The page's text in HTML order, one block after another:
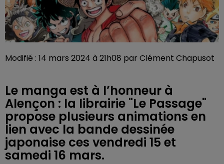
Modifié : 14 mars 2024 à 21h08 par Clément Chapusot
Le manga est à l’honneur à
Alençon : la librairie "Le Passage"
propose plusieurs animations en
lien avec la bande dessinée
japonaise ces vendredi 15 et
samedi 16 mars.